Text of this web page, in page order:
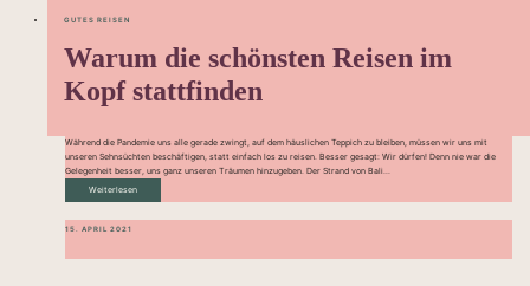
GUTES REISEN
Warum die schönsten Reisen im
Kopf stattfinden
Während die Pandemie uns alle gerade zwingt, auf dem häuslichen Teppich zu bleiben, müssen wir uns mit
unseren Sehnsüchten beschäftigen, statt einfach los zu reisen. Besser gesagt: Wir dürfen! Denn nie war die
Gelegenheit besser, uns ganz unseren Träumen hinzugeben. Der Strand von Bali...
Weiterlesen
15. APRIL 2021